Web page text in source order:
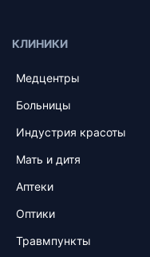
КЛИНИКИ
Медцентры
Больницы
Индустрия красоты
Мать и дитя
Аптеки
Оптики
Травмпункты